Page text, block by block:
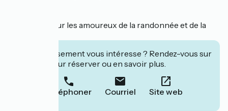
Le + : idéal pour les amoureux de la randonnée et de la
Cet établissement vous intéresse ? Rendez-vous sur
leur site pour réserver ou en savoir plus.
Téléphoner Courriel Site web